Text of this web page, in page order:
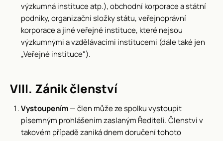
výzkumná instituce atp.), obchodní korporace a státní
podniky, organizační složky státu, veřejnoprávní
korporace a jiné veřejné instituce, které nejsou
výzkumnými a vzdělávacími institucemi (dále také jen
„Veřejné instituce").
VIII. Zánik členství
Vystoupením— člen může ze spolku vystoupit
písemným prohlášením zaslaným Řediteli. Členství v
takovém případě zaniká dnem doručení tohoto